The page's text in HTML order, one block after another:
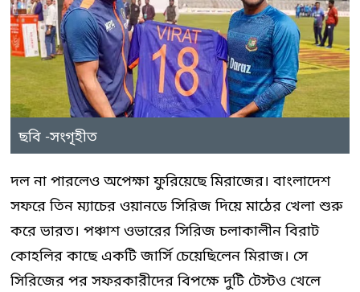
ছবি -সংগৃহীত
দল না পারলেও অপেক্ষা ফুরিয়েছে মিরাজের। বাংলাদেশ
সফরে তিন ম্যাচের ওয়ানডে সিরিজ দিয়ে মাঠের খেলা শুরু
করে ভারত। পঞ্চাশ ওভারের সিরিজ চলাকালীন বিরাট
কোহলির কাছে একটি জার্সি চেয়েছিলেন মিরাজ। সে
সিরিজের পর সফরকারীদের বিপক্ষে দুটি টেস্টও খেলে